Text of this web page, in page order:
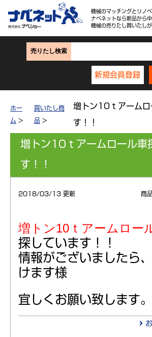
機械のマッチングとリノ
ナベネットなら新品から中
機械の売りたし買いたし
売りたし検索
新規会員登録
ホー
ム >
買いたし商
品>
増トン10ｔアームロ
す！！
増トン10ｔアームロール車
す！！
2018/03/13 更新 商
増トン10ｔアームロー
探しています！！
情報がございましたら
けます様
宜しくお願い致します。